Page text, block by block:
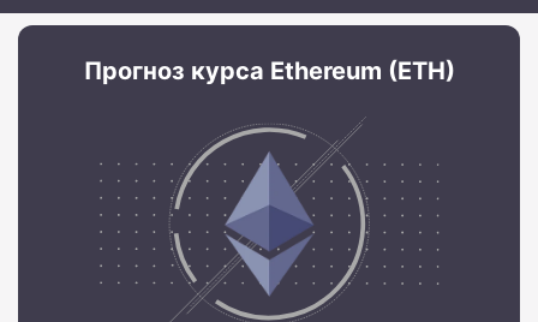
Прогноз курса Ethereum (ETH)